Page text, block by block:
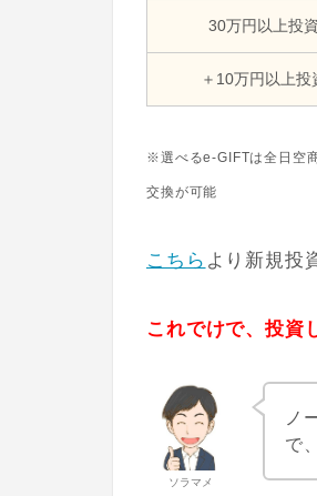
30万円以上投資
＋10万円以上投
※選べるe-GIFTは全日空
交換が可能
こちら より新規投
これでけで、投資
ソラマメ
ノ
で